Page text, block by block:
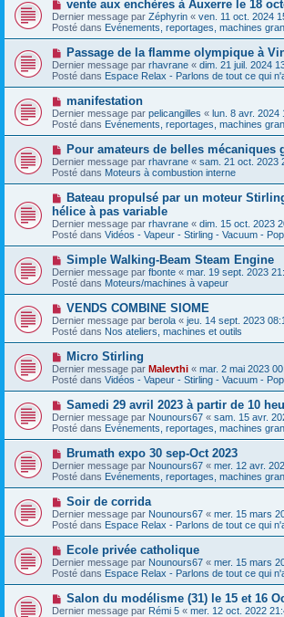
g
e
a
u
m
e
s
a
g
o
u
v
e
a
u
m
e
s
s
a
g
e
vente aux enchères à Auxerre le 18
Dernier message par Zéphyrin « ven. 11 oct. 2024
Posté dans Evénements, reportages, machines
N
o
u
v
a
u
m
e
s
a
g
e
Passage de la flamme olympique à
Dernier message par rhavrane « dim. 21 juil. 2024
Posté dans Espace Relax - Parlons de tout ce qui
N
o
u
v
e
a
u
m
e
s
a
g
e
manifestation
Dernier message par pelicangilles « lun. 8 avr. 2024
Posté dans Evénements, reportages, machines
N
o
u
v
e
a
u
m
e
s
s
a
g
e
Pour amateurs de belles mécaniques
Dernier message par rhavrane « sam. 21 oct. 2023
Posté dans Moteurs à combustion interne
N
o
u
v
e
a
u
m
e
s
s
g
e
Bateau propulsé par un moteur
hélice à pas variable
Dernier message par rhavrane « dim. 15 oct. 2023
Posté dans Vidéos - Vapeur - Stirling - Vacuum -
N
o
u
v
e
u
m
e
s
a
g
e
Simple Walking-Beam Steam Engine
Dernier message par fbonte « mar. 19 sept. 2023
Posté dans Moteurs/machines à vapeur
N
o
u
v
e
a
u
m
e
s
s
a
g
e
VENDS COMBINE SIOME
Dernier message par berola « jeu. 14 sept. 2023
Posté dans Nos ateliers, machines et outils
N
o
u
v
e
a
u
m
e
s
a
g
e
Micro Stirling
Dernier message par Malevthi « mar. 2 mai 2023
Posté dans Vidéos - Vapeur - Stirling - Vacuum -
N
o
u
v
e
a
u
m
e
s
s
a
g
e
Samedi 29 avril 2023 à partir de 10
Dernier message par Nounours67 « sam. 15 avr.
Posté dans Evénements, reportages, machines
N
o
u
v
e
a
u
m
e
s
a
g
e
Brumath expo 30 sep-Oct 2023
Dernier message par Nounours67 « mer. 12 avr.
Posté dans Evénements, reportages, machines
N
o
u
v
e
a
u
m
e
s
s
Soir de corrida
Dernier message par Nounours67 « mer. 15 mars
Posté dans Espace Relax - Parlons de tout ce qui
N
o
u
v
e
a
u
Ecole privée catholique
Dernier message par Nounours67 « mer. 15 mars
Posté dans Espace Relax - Parlons de tout ce qui
N
o
Salon du modélisme (31) le 15 et 16
Dernier message par Rémi 5 « mer. 12 oct. 2022